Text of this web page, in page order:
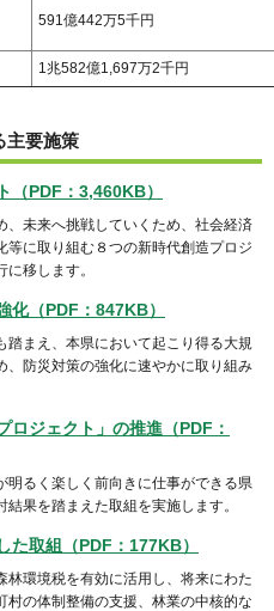
591億442万5千円
1兆582億1,697万2千円
主要施策
（PDF：3,460KB）
、未来へ挑戦していくため、社会経済
等に取り組む８つの新時代創造プロジ
移します。
化（PDF：847KB）
まえ、本県において起こり得る大規
、防災対策の強化に速やかに取り組み
ロジェクト」の推進（PDF：
明るく楽しく前向きに仕事ができる県
果を踏まえた取組を実施します。
た取組（PDF：177KB）
環境税を有効に活用し、将来にわた
村の体制整備の支援、林業の中核的な